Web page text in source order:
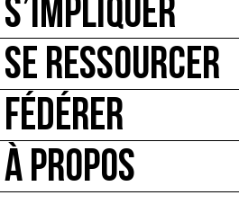
S’IMPLIQUER
SE RESSOURCER
FÉDÉRER
À PROPOS